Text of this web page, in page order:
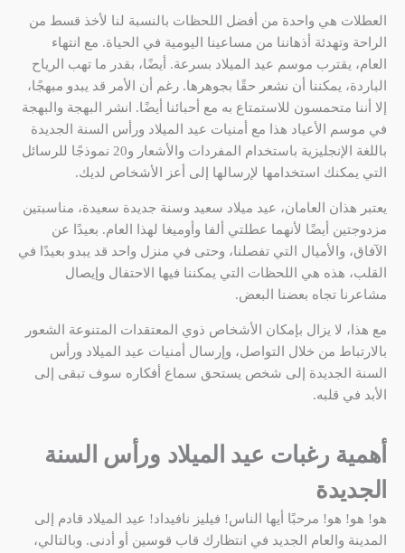
العطلات هي واحدة من أفضل اللحظات بالنسبة لنا لأخذ قسط من
الراحة وتهدئة أذهاننا من مساعينا اليومية في الحياة. مع انتهاء
العام، يقترب موسم عيد الميلاد بسرعة. أيضًا، بقدر ما تهب الرياح
الباردة، يمكننا أن نشعر حقًا بجوهرها. رغم أن الأمر قد يبدو مبهجًا،
إلا أننا متحمسون للاستمتاع به مع أحبائنا أيضًا. انشر البهجة والبهجة
في موسم الأعياد هذا مع أمنيات عيد الميلاد ورأس السنة الجديدة
باللغة الإنجليزية باستخدام المفردات والأشعار و20 نموذجًا للرسائل
التي يمكنك استخدامها لإرسالها إلى أعز الأشخاص لديك.
يعتبر هذان العامان، عيد ميلاد سعيد وسنة جديدة سعيدة، مناسبتين
مزدوجتين أيضًا لأنهما عطلتي ألفا وأوميغا لهذا العام. بعيدًا عن
الآفاق، والأميال التي تفصلنا، وحتى في منزل واحد قد يبدو بعيدًا في
القلب، هذه هي اللحظات التي يمكننا فيها الاحتفال وإيصال
مشاعرنا تجاه بعضنا البعض.
مع هذا، لا يزال بإمكان الأشخاص ذوي المعتقدات المتنوعة الشعور
بالارتباط من خلال التواصل، وإرسال أمنيات عيد الميلاد ورأس
السنة الجديدة إلى شخص يستحق سماع أفكاره سوف تبقى إلى
الأبد في قلبه.
أهمية رغبات عيد الميلاد ورأس السنة
الجديدة
هو! هو! هو! مرحبًا أيها الناس! فيليز نافيداد! عيد الميلاد قادم إلى
المدينة والعام الجديد في انتظارك قاب قوسين أو أدنى. وبالتالي،